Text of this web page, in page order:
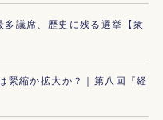
議席、歴史に残る選挙【衆
緊縮か拡大か？｜第八回『経